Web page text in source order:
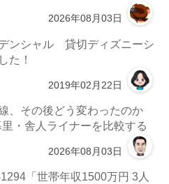
2026年08月03日
ンシャル 貸切ディズニーシ
た！
2019年02月22日
、その後どう変わったのか
・舎人ライナーを比較する
2026年08月03日
「世帯年収1500万円 3人